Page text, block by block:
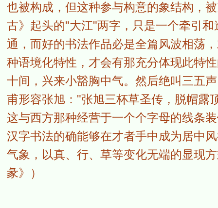
也被构成，但这种参与构意的象结构，
古》起头的"大江"两字，只是一个牵引
通，而好的书法作品必是全篇风波相荡
种语境化特性，才会有那充分体现此特
十间，兴来小豁胸中气。然后绝叫三五
甫形容张旭："张旭三杯草圣传，脱帽露
这与西方那种经营于一个个字母的线条
汉字书法的确能够在才者手中成为居中
气象，以真、行、草等变化无端的显现
彖》）